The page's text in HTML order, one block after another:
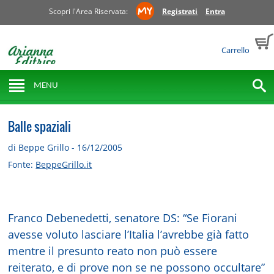
Scopri l'Area Riservata: Registrati Entra
Carrello
MENU
Balle spaziali
di Beppe Grillo - 16/12/2005
Fonte: BeppeGrillo.it
Franco Debenedetti, senatore DS: “Se Fiorani
avesse voluto lasciare l’Italia l’avrebbe già fatto
mentre il presunto reato non può essere
reiterato, e di prove non se ne possono occultare”